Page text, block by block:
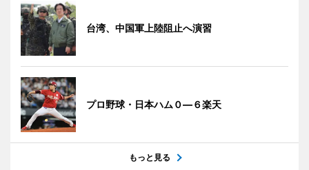
台湾、中国軍上陸阻止へ演習
プロ野球・日本ハム０―６楽天
もっと見る